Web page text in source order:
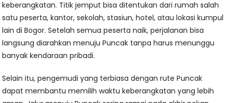
keberangkatan. Titik jemput bisa ditentukan dari rumah salah
satu peserta, kantor, sekolah, stasiun, hotel, atau lokasi kumpul
lain di Bogor. Setelah semua peserta naik, perjalanan bisa
langsung diarahkan menuju Puncak tanpa harus menunggu
banyak kendaraan pribadi.
Selain itu, pengemudi yang terbiasa dengan rute Puncak
dapat membantu memilih waktu keberangkatan yang lebih